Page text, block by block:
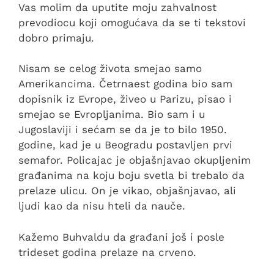
Vas molim da uputite moju zahvalnost
prevodiocu koji omogućava da se ti tekstovi
dobro primaju.
Nisam se celog života smejao samo
Amerikancima. Četrnaest godina bio sam
dopisnik iz Evrope, živeo u Parizu, pisao i
smejao se Evropljanima. Bio sam i u
Jugoslaviji i sećam se da je to bilo 1950.
godine, kad je u Beogradu postavljen prvi
semafor. Policajac je objašnjavao okupljenim
građanima na koju boju svetla bi trebalo da
prelaze ulicu. On je vikao, objašnjavao, ali
ljudi kao da nisu hteli da nauče.
Kažemo Buhvaldu da građani još i posle
trideset godina prelaze na crveno.